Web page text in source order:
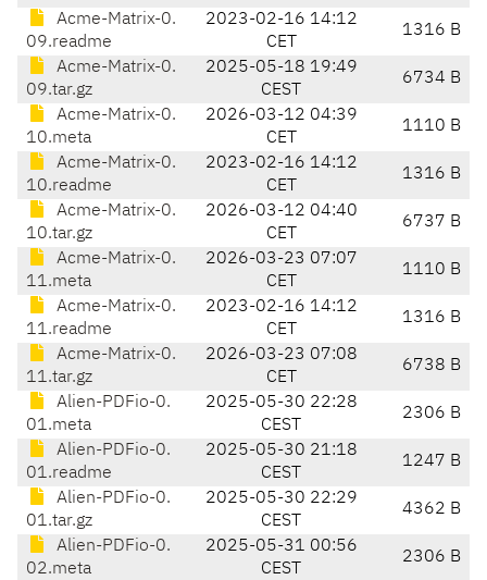
Acme-Matrix-0.
09.readme
2023-02-16 14:12
CET
1316 B
Acme-Matrix-0.
09.tar.gz
2025-05-18 19:49
CEST
6734 B
Acme-Matrix-0.
10.meta
2026-03-12 04:39
CET
1110 B
Acme-Matrix-0.
10.readme
2023-02-16 14:12
CET
1316 B
Acme-Matrix-0.
10.tar.gz
2026-03-12 04:40
CET
6737 B
Acme-Matrix-0.
11.meta
2026-03-23 07:07
CET
1110 B
Acme-Matrix-0.
11.readme
2023-02-16 14:12
CET
1316 B
Acme-Matrix-0.
11.tar.gz
2026-03-23 07:08
CET
6738 B
Alien-PDFio-0.
01.meta
2025-05-30 22:28
CEST
2306 B
Alien-PDFio-0.
01.readme
2025-05-30 21:18
CEST
1247 B
Alien-PDFio-0.
01.tar.gz
2025-05-30 22:29
CEST
4362 B
Alien-PDFio-0.
02.meta
2025-05-31 00:56
CEST
2306 B